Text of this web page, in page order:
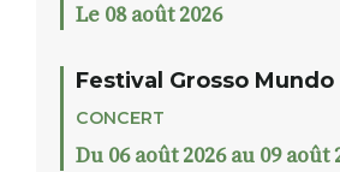
Le 08 août 2026
Festival Grosso Mundo
CONCERT
Du 06 août 2026 au 09 août